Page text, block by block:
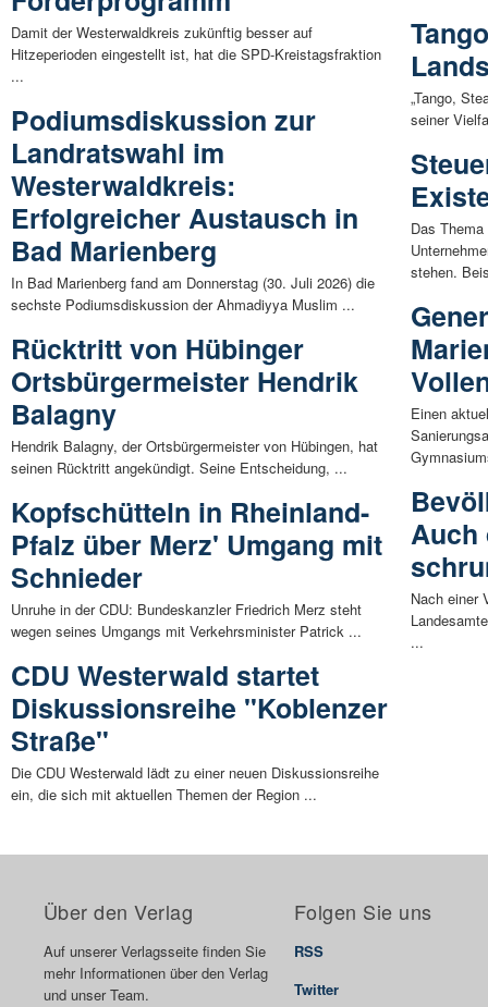
Damit der Westerwaldkreis zukünftig besser auf
Hitzeperioden eingestellt ist, hat die SPD-Kreistagsfraktion
...
Podiumsdiskussion zur
Landratswahl im
Westerwaldkreis:
Erfolgreicher Austausch in
Bad Marienberg
In Bad Marienberg fand am Donnerstag (30. Juli 2026) die
sechste Podiumsdiskussion der Ahmadiyya Muslim ...
Rücktritt von Hübinger
Ortsbürgermeister Hendrik
Balagny
Hendrik Balagny, der Ortsbürgermeister von Hübingen, hat
seinen Rücktritt angekündigt. Seine Entscheidung, ...
Kopfschütteln in Rheinland-
Pfalz über Merz' Umgang mit
Schnieder
Unruhe in der CDU: Bundeskanzler Friedrich Merz steht
wegen seines Umgangs mit Verkehrsminister Patrick ...
CDU Westerwald startet
Diskussionsreihe "Koblenzer
Straße"
Die CDU Westerwald lädt zu einer neuen Diskussionsreihe
ein, die sich mit aktuellen Themen der Region ...
„Tango,
seiner
Das
stehen.
Einen
Auch
Nach einer
...
Über den Verlag
Auf unserer Verlagsseite finden Sie
mehr Informationen über den Verlag
und unser Team.
Folgen Sie uns
RSS
Twitter